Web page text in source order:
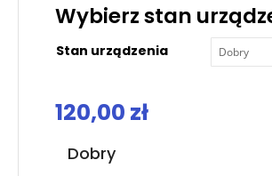
Wybierz stan
Stan urządzenia
120,00 zł
Dobry